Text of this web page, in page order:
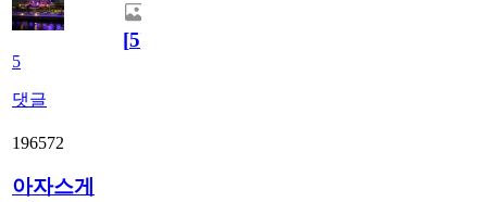
5
댓글
[5]
196572
아자스게